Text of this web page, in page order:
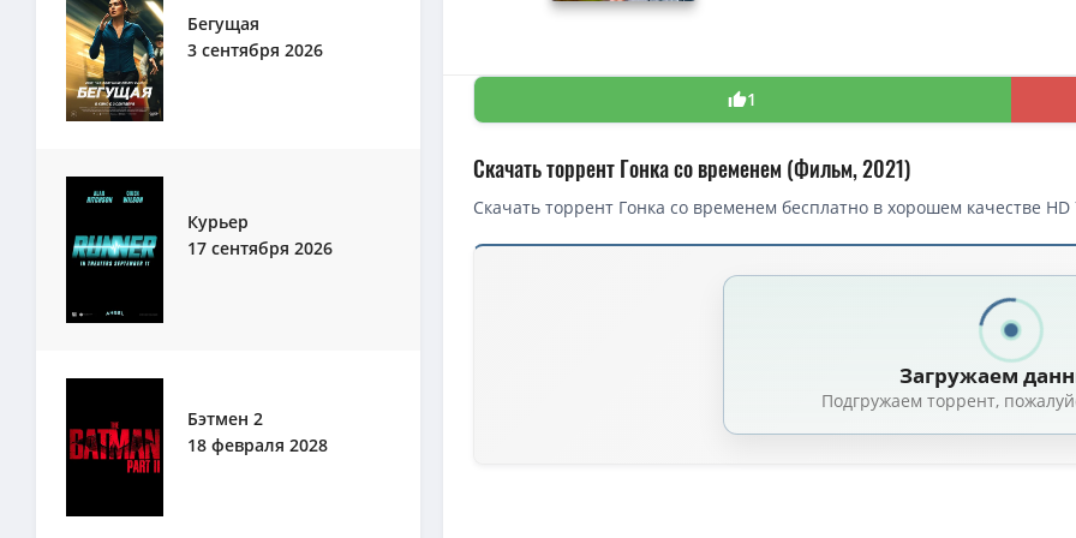
Бегущая
3 сентября 2026
Курьер
17 сентября 2026
Бэтмен 2
18 февраля 2028
1
Скачать торрент Гонка со временем (Фильм, 2021)
Скачать торрент Гонка со временем бесплатно в хорошем качестве
Скачать торрент — Гонка со временем / The Desperate Hour (2021)
Гонка со временем / The Desperate Hour (Филлип Нойс / Phillip Noyce) [2021, США,
Гонка со временем / The Desperate Hour (Филлип Нойс / Phillip Noyce) [2021, США,
1080p — Гонка со временем / The Desperate Hour (2021) WEBRip [H.264/1080p]
Гонка со временем / The Desperate Hour / 2021 / ДБ / WEB-DLRip (AVC) (1.46 GB,
Загружаем
Подгружаем торрент,